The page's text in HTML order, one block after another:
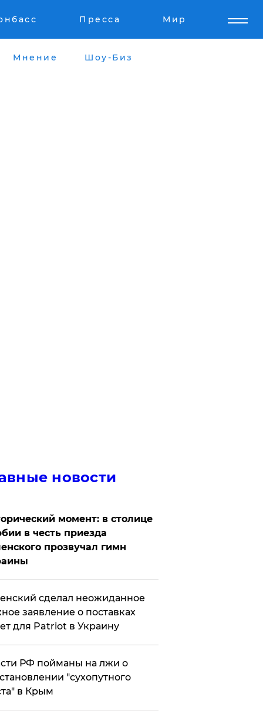
Пресса Мир
Мнение Шоу-Биз
новости
момент: в столице
в честь приезда
прозвучал гимн
сделал неожиданное
заявление о поставках
для Patriot в Украину
РФ пойманы на лжи о
"сухопутного
в Крым